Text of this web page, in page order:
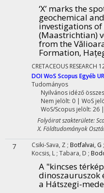
‘X’ marks the
geochemical
investigations
(Maastrichtian)
from the
Formation,
CRETACEOUS RESEARCH
DOIWoS Scopus Egyéb
Tudományos
Nyilvános idéző
Nem jelölt: 0 | WoS
WoS/Scopus jelölt: 26
Folyóirat szakterülete:
X. Földtudományok
7 Csiki-Sava, Z ; Botfalvai, G ;
Kocsis, L ; Tabara, D ;
A "kincses
dinoszauruszok
a Hátszegi-